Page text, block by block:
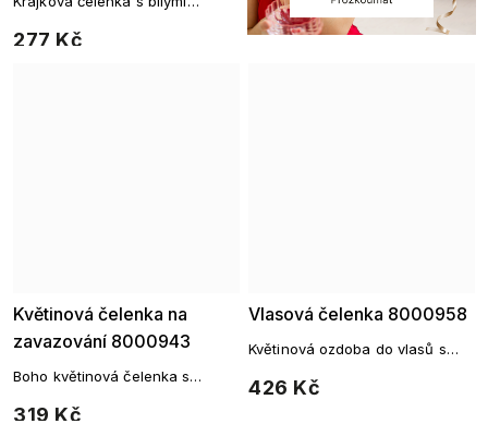
277 Kč
Květinová čelenka na
zavazování 8000943
319 Kč
Boho květinová čelenka s
Vlasová čelenka 8000958
426 Kč
Květinová ozdoba do vlasů s